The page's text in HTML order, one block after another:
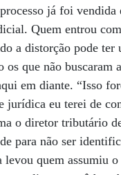
já foi vendida
Quem entrou
a distorção pode ter
os que não buscaram
em diante. “Isso
jurídica eu terei de
o diretor tributário
para não ser
levou quem assumiu